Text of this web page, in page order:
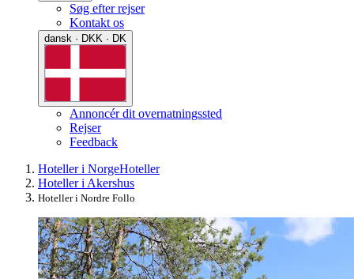
Søg efter rejser
Kontakt os
dansk · DKK · DK
Annoncér dit overnatningssted
Rejser
Feedback
Hoteller i NorgeHoteller
Hoteller i Akershus
Hoteller i Nordre Follo